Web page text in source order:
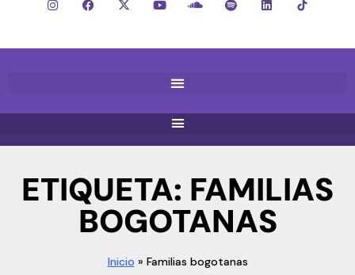
ETIQUETA: FAMILIAS
BOGOTANAS
Inicio » Familias bogotanas